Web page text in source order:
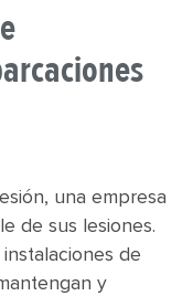
una empresa
de sus lesiones.
de
y